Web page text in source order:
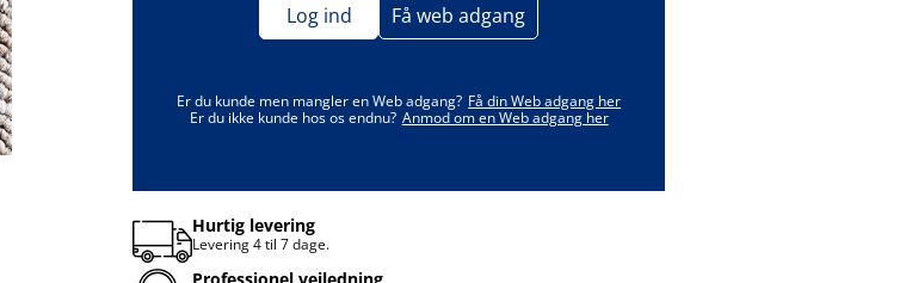
Log ind Få web adgang
Er du kunde men mangler en Web adgang? Få din Web adgang her
Er du ikke kunde hos os endnu? Anmod om en Web adgang her
Hurtig levering
Levering 4 til 7 dage.